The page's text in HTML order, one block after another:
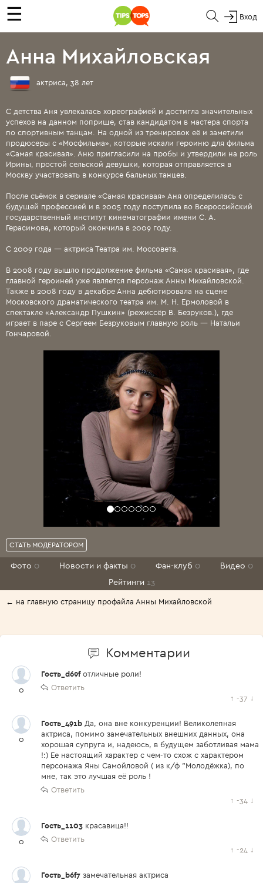
☰ Вход
Анна Михайловская
актриса, 38 лет
С детства Аня увлекалась хореографией и достигла значительных
успехов на данном поприще, став кандидатом в мастера спорта
по спортивным танцам. На одной из тренировок её и заметили
продюсеры с «Мосфильма», которые искали героиню для фильма
«Самая красивая». Аню пригласили на пробы и утвердили на роль
Ирины, простой сельской девушки, которая отправляется в
Москву участвовать в конкурсе бальных танцев.
После съёмок в сериале «Самая красивая» Аня определилась с
будущей профессией и в 2005 году поступила во Всероссийский
государственный институт кинематографии имени С. А.
Герасимова, который окончила в 2009 году.
С 2009 года — актриса Театра им. Моссовета.
В 2008 году вышло продолжение фильма «Самая красивая», где
главной героиней уже является персонаж Анны Михайловской.
Также в 2008 году в декабре Анна дебютировала на сцене
Московского драматического театра им. М. Н. Ермоловой в
спектакле «Александр Пушкин» (режиссёр В. Безруков.), где
играет в паре с Сергеем Безруковым главную роль — Натальи
Гончаровой.
СТАТЬ МОДЕРАТОРОМ
Фото 0 Новости и факты 0 Фан-клуб 0 Видео 0
Рейтинги 13
← на главную страницу профайла Анны Михайловской
Комментарии
0
Гость_d69fотличные роли!
Ответить
↑ -37 ↓
0
Гость_491b Да, она вне конкуренции! Великолепная
актриса, помимо замечательных внешних данных, она
хорошая супруга и, надеюсь, в будущем заботливая мама
!:) Ее настоящий характер с чем-то схож с характером
персонажа Яны Самойловой ( из к/ф "Молодёжка), по
мне, так это лучшая её роль !
Ответить
↑ -34 ↓
0
Гость_1103 красавица!!
Ответить
↑ -24 ↓
Гость_b6f7 замечательная актриса